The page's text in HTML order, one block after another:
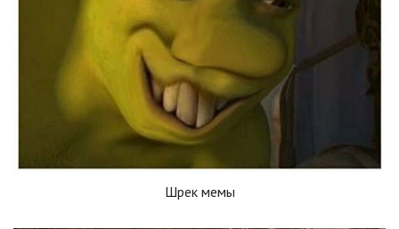
Шрек мемы